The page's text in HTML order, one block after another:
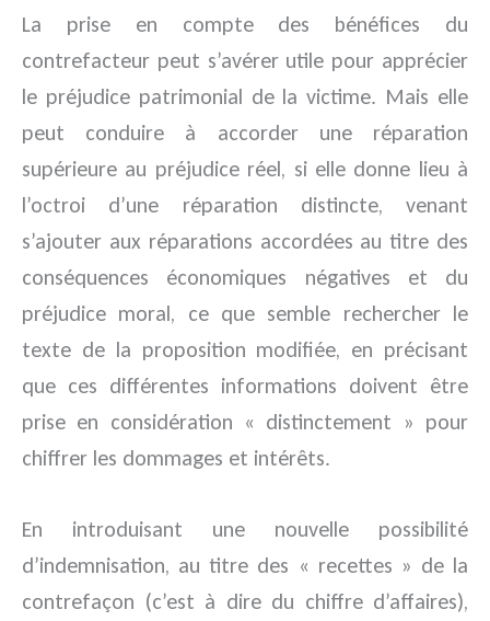
La prise en compte des bénéfices du
contrefacteur peut s’avérer utile pour apprécier
le préjudice patrimonial de la victime. Mais elle
peut conduire à accorder une réparation
supérieure au préjudice réel, si elle donne lieu à
l’octroi d’une réparation distincte, venant
s’ajouter aux réparations accordées au titre des
conséquences économiques négatives et du
préjudice moral, ce que semble rechercher le
texte de la proposition modifiée, en précisant
que ces différentes informations doivent être
prise en considération « distinctement » pour
chiffrer les dommages et intérêts.
En introduisant une nouvelle possibilité
d’indemnisation, au titre des « recettes » de la
contrefaçon (c’est à dire du chiffre d’affaires),